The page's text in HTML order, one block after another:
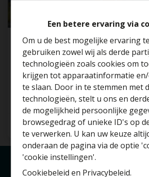
Een betere ervaring via
Om u de best mogelijke ervaring
gebruiken zowel wij als derde
technologieën zoals cookies om
krijgen tot apparaatinformatie
te slaan. Door in te stemmen met
technologieën, stelt u ons en
de mogelijkheid persoonlijke
browsegedrag of unieke ID's op
te verwerken. U kan uw keuze
onderaan de pagina via de optie
'cookie instellingen'.
Cookiebeleid en Privacybeleid.
Halfopen bebouwing met 3 SLP
in Beigem!
1852 Beigem
3 1 191 m²
Benieuwd naar de
waarde van je huis?
Gratis schatting